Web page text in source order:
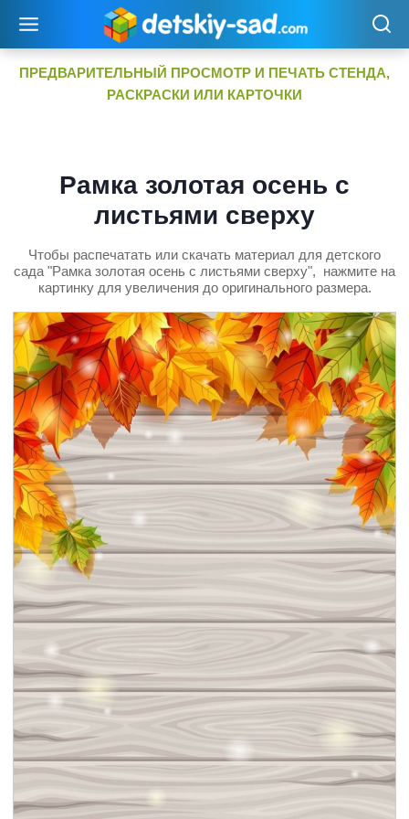
содержимому
ПРЕДВАРИТЕЛЬНЫЙ ПРОСМОТР И ПЕЧАТЬ СТЕНДА,
РАСКРАСКИ ИЛИ КАРТОЧКИ
Рамка золотая осень с
листьями сверху
Чтобы распечатать или скачать материал для детского
сада "Рамка золотая осень с листьями сверху", нажмите на
картинку для увеличения до оригинального размера.